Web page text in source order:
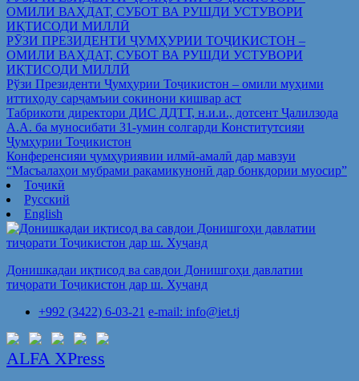
ОМИЛИ ВАҲДАТ, СУБОТ ВА РУШДИ УСТУВОРИ
ИҚТИСОДИ МИЛЛӢ
РӮЗИ ПРЕЗИДЕНТИ ҶУМҲУРИИ ТОҶИКИСТОН –
ОМИЛИ ВАҲДАТ, СУБОТ ВА РУШДИ УСТУВОРИ
ИҚТИСОДИ МИЛЛӢ
Рўзи Президенти Ҷумҳурии Тоҷикистон – омили муҳими
иттиҳоду сарҷамъии сокинони кишвар аст
Табрикоти директори ДИС ДДТТ, н.и.и., дотсент Ҷалилзода
А.А. ба муносибати 31-умин солгарди Конститутсияи
Ҷумҳурии Тоҷикистон
Конференсияи ҷумҳуриявии илмӣ-амалӣ дар мавзуи
“Масъалаҳои мубрами рақамикунонӣ дар бонкдории муосир”
Тоҷикӣ
Русский
English
Донишкадаи иқтисод ва савдои Донишгоҳи давлатии
тиҷорати Тоҷикистон дар ш. Хуҷанд
+992 (3422) 6-03-21 e-mail: info@iet.tj
ALFA XPress